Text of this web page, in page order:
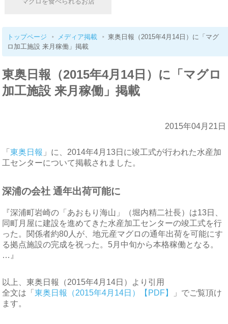
トップページ メディア掲載
東奥日報（2015年4月14日）に「マグ
ロ加工施設 来月稼働」掲載
東奥日報（2015年4月14日）に「マグロ
加工施設 来月稼働」掲載
2015年04月21日
「東奥日報 」に、2014年4月13日に竣工式が行われた水産加
工センターについて掲載されました。
深浦の会社 通年出荷可能に
『深浦町岩崎の「あおもり海山」（堀内精二社長）は13日、
同町月屋に建設を進めてきた水産加工センターの竣工式を行
った。関係者約80人が、地元産マグロの通年出荷を可能にす
る拠点施設の完成を祝った。5月中旬から本格稼働となる。
…』
以上、東奥日報（2015年4月14日）より引用
全文は「東奥日報（2015年4月14日）【PDF】
」でご覧頂け
ます。